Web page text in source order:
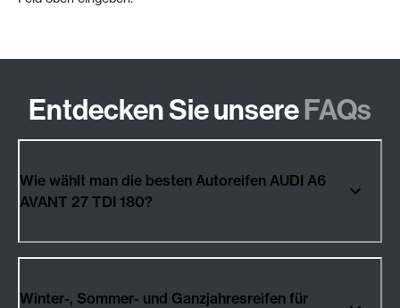
Entdecken Sie unsereFAQs
Wie wählt man die besten Autoreifen AUDI A6
AVANT 27 TDI 180?
Winter-, Sommer- und Ganzjahresreifen für